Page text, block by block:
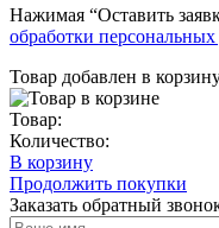
Нажимая “Оставить
обработки
Товар добавлен в
Товар:
Количество:
В корзину
Продолжить покупки
Заказать обратный